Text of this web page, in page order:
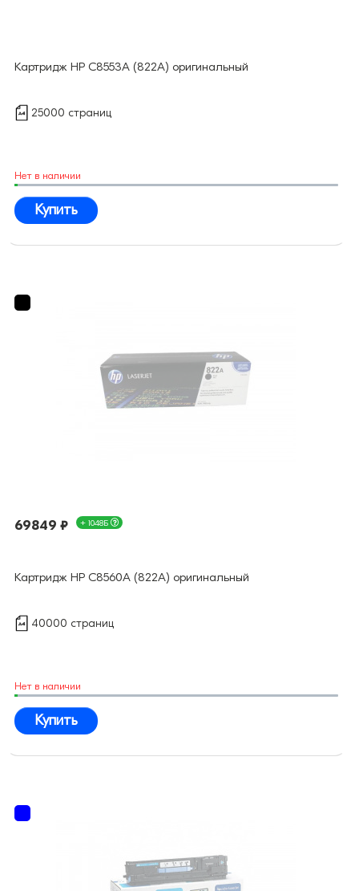
Картридж HP C8553A (822A) оригинальный
25000 страниц
Нет в наличии
Купить
69849 ₽ + 1048Б
Картридж HP C8560A (822A) оригинальный
40000 страниц
Нет в наличии
Купить